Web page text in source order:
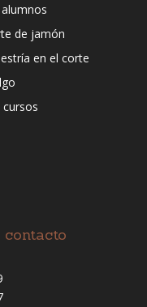
de jamón
en el corte
contacto